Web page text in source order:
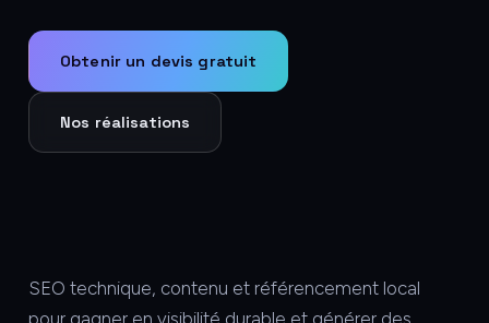
Obtenir un devis gratuit
Nos réalisations
SEO technique, contenu et référencement local
pour gagner en visibilité durable et générer des